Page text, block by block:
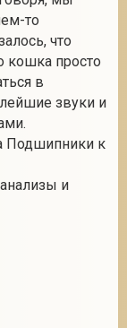
то
что
кошка просто
в
звуки и
Подшипники к
и